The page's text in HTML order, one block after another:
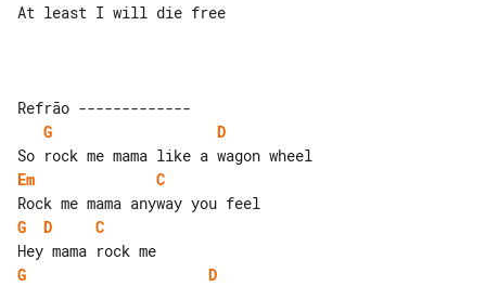
At least I will die free
G
D
Em
C
G
D
C
G
D